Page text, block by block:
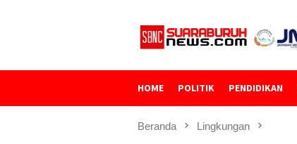
HOME POLITIK PENDIDIKAN
Beranda Lingkungan